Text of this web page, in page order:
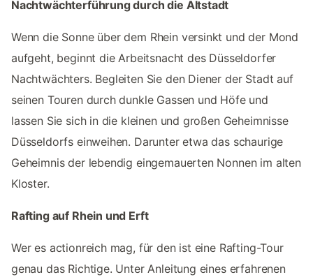
Nachtwächterführung durch die Altstadt
Wenn die Sonne über dem Rhein versinkt und der Mond
aufgeht, beginnt die Arbeitsnacht des Düsseldorfer
Nachtwächters. Begleiten Sie den Diener der Stadt auf
seinen Touren durch dunkle Gassen und Höfe und
lassen Sie sich in die kleinen und großen Geheimnisse
Düsseldorfs einweihen. Darunter etwa das schaurige
Geheimnis der lebendig eingemauerten Nonnen im alten
Kloster.
Rafting auf Rhein und Erft
Wer es actionreich mag, für den ist eine Rafting-Tour
genau das Richtige. Unter Anleitung eines erfahrenen